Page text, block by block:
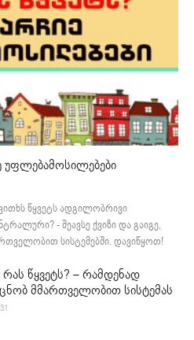
უფლებამოსილებები
წყვეტს ადგილობრივი
- შეავსე ქვიზი და გაიგე,
სისტემებში. დავიწყოთ!
რას წყვეტს? – რამდენად
მმართველობით სისტემას